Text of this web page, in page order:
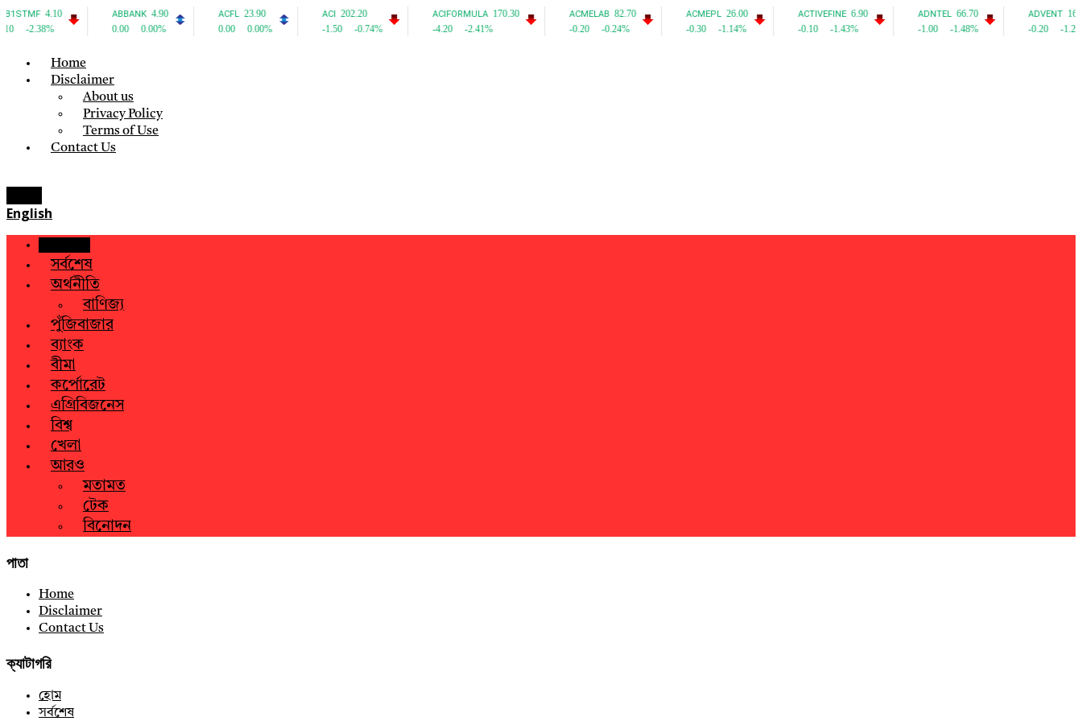
Home
Disclaimer
About us
Privacy Policy
Terms of Use
Contact Us
English
সর্বশেষ
অর্থনীতি
বাণিজ্য
পুঁজিবাজার
ব্যাংক
বীমা
কর্পোরেট
এগ্রিবিজনেস
বিশ্ব
খেলা
আরও
মতামত
টেক
বিনোদন
পাতা
Home
Disclaimer
Contact Us
ক্যাটাগরি
হোম
সর্বশেষ